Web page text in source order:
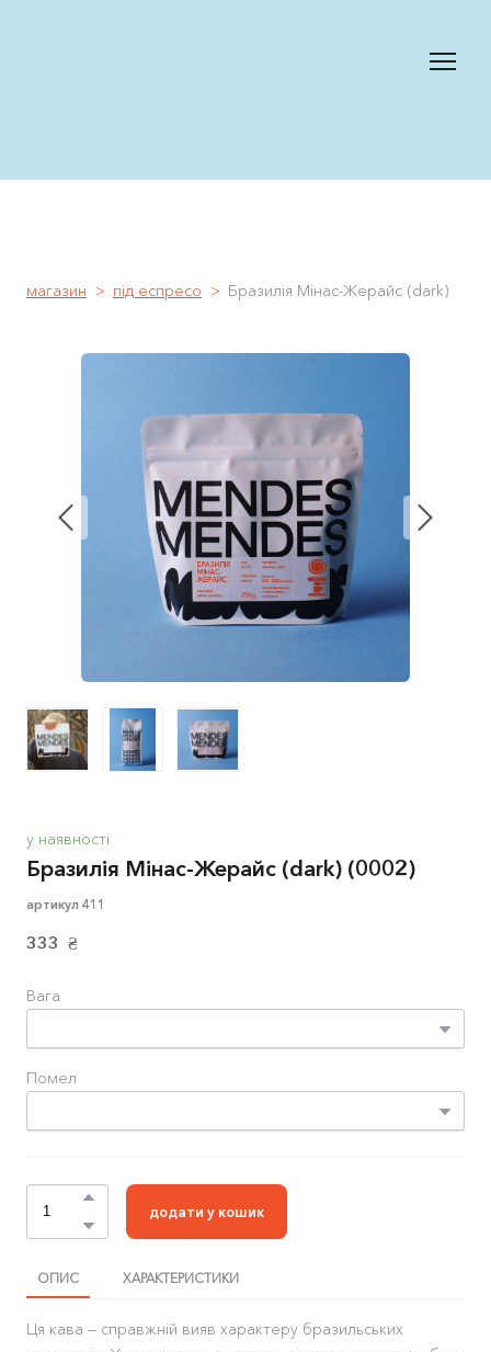
магазин під еспресо Бразилія Мінас-Жерайс (dark)
у наявності
Бразилія Мінас-Жерайс (dark) (0002)
артикул 411
333  ₴
Вага
Помел
додати у кошик
ОПИС ХАРАКТЕРИСТИКИ
Ця кава — справжній вияв характеру бразильських